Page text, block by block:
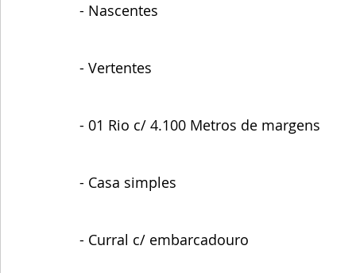
- Nascentes
- Vertentes
- 01 Rio c/ 4.100 Metros de margens
- Casa simples
- Curral c/ embarcadouro